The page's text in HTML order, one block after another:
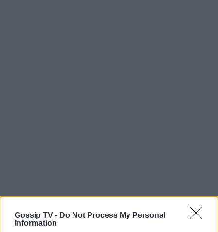
Gossip TV - Do Not Process My Personal
Information